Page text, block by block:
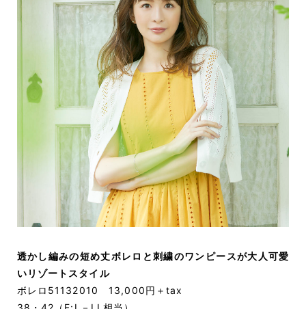
透かし編みの短め丈ボレロと刺繍のワンピースが大人可愛
いリゾートスタイル
ボレロ51132010 13,000円＋tax